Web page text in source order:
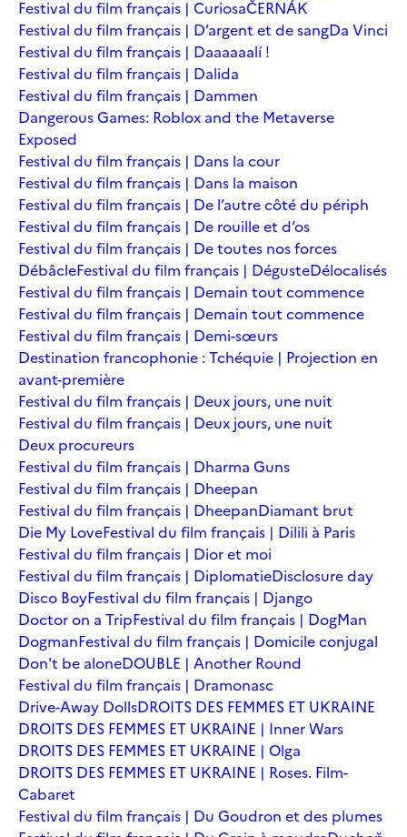
Festival du film français | CuriosaČERNÁK
Festival du film français | D’argent et de sangDa Vinci
Festival du film français | Daaaaaalí !
Festival du film français | Dalida
Festival du film français | Dammen
Dangerous Games: Roblox and the Metaverse
Exposed
Festival du film français | Dans la cour
Festival du film français | Dans la maison
Festival du film français | De l’autre côté du périph
Festival du film français | De rouille et d’os
Festival du film français | De toutes nos forces
DébâcleFestival du film français | DégusteDélocalisés
Festival du film français | Demain tout commence
Festival du film français | Demain tout commence
Festival du film français | Demi-sœurs
Destination francophonie : Tchéquie | Projection en
avant-première
Festival du film français | Deux jours, une nuit
Festival du film français | Deux jours, une nuit
Deux procureurs
Festival du film français | Dharma Guns
Festival du film français | Dheepan
Festival du film français | DheepanDiamant brut
Die My LoveFestival du film français | Dilili à Paris
Festival du film français | Dior et moi
Festival du film français | DiplomatieDisclosure day
Disco BoyFestival du film français | Django
Doctor on a TripFestival du film français | DogMan
DogmanFestival du film français | Domicile conjugal
Don't be aloneDOUBLE | Another Round
Festival du film français | Dramonasc
Drive-Away DollsDROITS DES FEMMES ET UKRAINE
DROITS DES FEMMES ET UKRAINE | Inner Wars
DROITS DES FEMMES ET UKRAINE | Olga
DROITS DES FEMMES ET UKRAINE | Roses. Film-
Cabaret
Festival du film français | Du Goudron et des plumes